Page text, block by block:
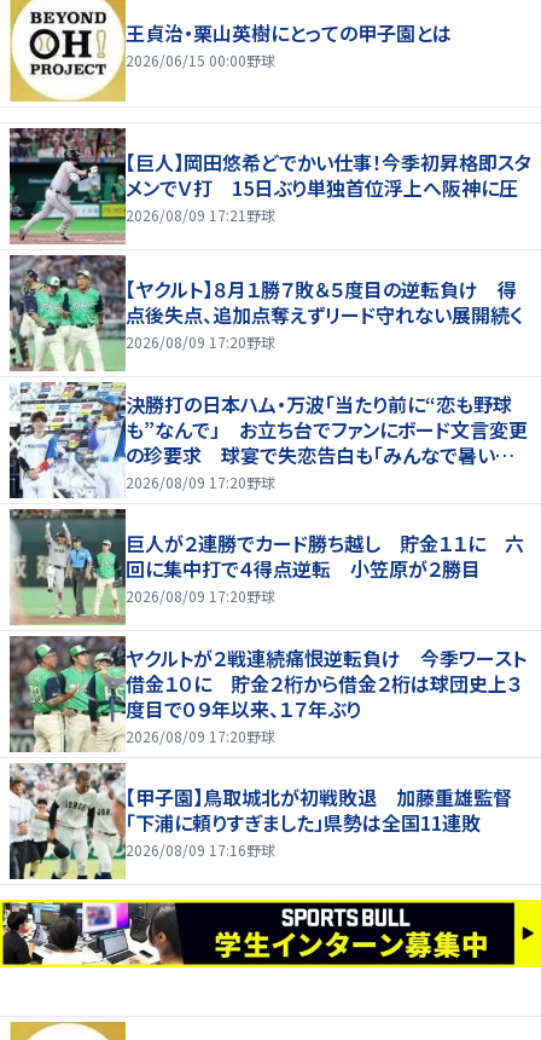
王貞治・栗山英樹にとっての甲子園とは
2026/06/15 00:00野球
【巨人】岡田悠希どでかい仕事！今季初昇格即スタ
メンでＶ打 15日ぶり単独首位浮上へ阪神に圧
2026/08/09 17:21 野球
【ヤクルト】８月１勝７敗＆５度目の逆転負け 得
点後失点、追加点奪えずリード守れない展開続く
2026/08/09 17:20野球
決勝打の日本ハム・万波「当たり前に“恋も野球
も”なんで」 お立ち台でファンにボード文言変更
の珍要求 球宴で失恋告白も「みんなで暑い夏
にしましょう！」
2026/08/09 17:20野球
巨人が２連勝でカード勝ち越し 貯金１１に 六
回に集中打で４得点逆転 小笠原が２勝目
2026/08/09 17:20野球
ヤクルトが２戦連続痛恨逆転負け 今季ワースト
借金１０に 貯金２桁から借金２桁は球団史上３
度目で０９年以来、１７年ぶり
2026/08/09 17:20野球
【甲子園】鳥取城北が初戦敗退 加藤重雄監督
「下浦に頼りすぎました」県勢は全国11連敗
2026/08/09 17:16野球